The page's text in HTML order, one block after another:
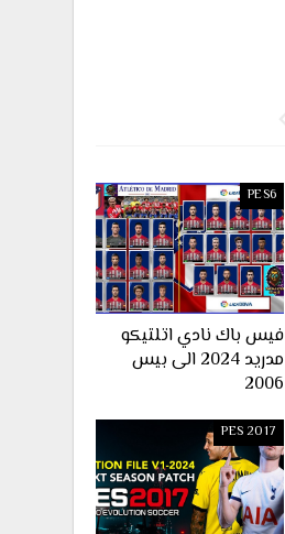
PES6
فيس باك نادي اتلتيكو
مدريد 2024 الى بيس
2006
PES 2017